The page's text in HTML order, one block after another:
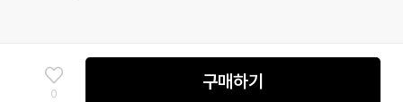
0
구매하기